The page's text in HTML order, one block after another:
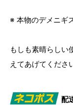
※ 本物のデメニギ
もしも素晴らしい
えてあげてくださ
配